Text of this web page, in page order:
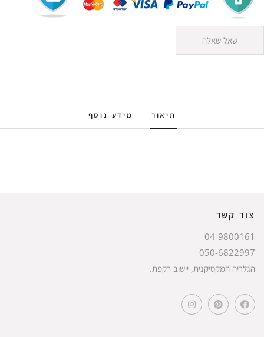
שאל שאלה
תיאור מידע נוסף
צור קשר
04-9800161
050-6822997
הגלריה המקסיקנית, יישוב רקפת.